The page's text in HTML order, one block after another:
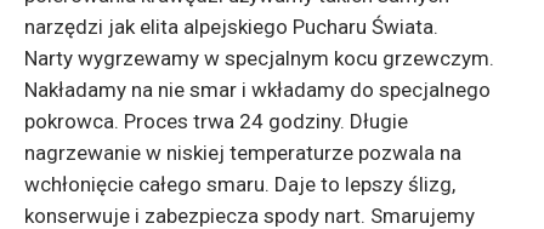
narzędzi jak elita alpejskiego Pucharu Świata.
Narty wygrzewamy w specjalnym kocu grzewczym.
Nakładamy na nie smar i wkładamy do specjalnego
pokrowca. Proces trwa 24 godziny. Długie
nagrzewanie w niskiej temperaturze pozwala na
wchłonięcie całego smaru. Daje to lepszy ślizg,
konserwuje i zabezpiecza spody nart. Smarujemy